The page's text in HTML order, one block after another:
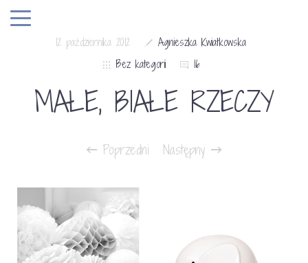
12 października 2012
Agnieszka Kwiatkowska
Bez kategorii
16
MAŁE, BIAŁE RZECZY
Poprzedni Następny